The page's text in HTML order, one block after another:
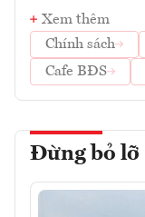
Xem thêm
Chính sách
Cafe BĐS
Đừng bỏ lỡ